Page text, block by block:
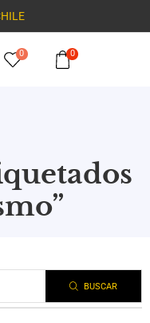
0 0
BUSCAR